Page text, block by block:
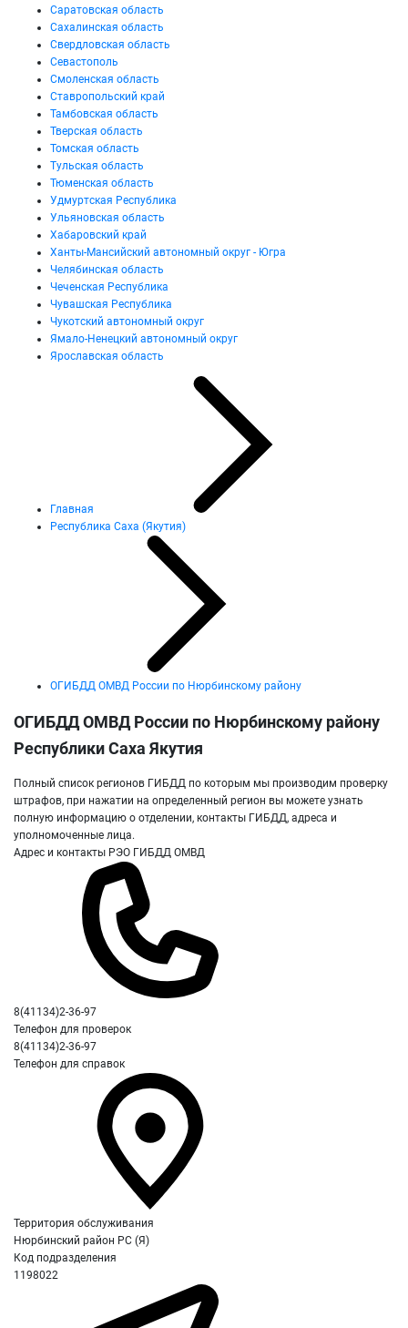
Саратовская область
Сахалинская область
Свердловская область
Севастополь
Смоленская область
Ставропольский край
Тамбовская область
Тверская область
Томская область
Тульская область
Тюменская область
Удмуртская Республика
Ульяновская область
Хабаровский край
Ханты-Мансийский автономный округ - Югра
Челябинская область
Чеченская Республика
Чувашская Республика
Чукотский автономный округ
Ямало-Ненецкий автономный округ
Ярославская область
Главная
Республика Саха (Якутия)
ОГИБДД ОМВД России по Нюрбинскому району
ОГИБДД ОМВД России по Нюрбинскому району
Республики Саха Якутия
Полный список регионов ГИБДД по которым мы производим проверку
штрафов, при нажатии на определенный регион вы можете узнать
полную информацию о отделении, контакты ГИБДД, адреса и
уполномоченные лица.
Адрес и контакты РЭО ГИБДД ОМВД
8(41134)2-36-97
Телефон для проверок
8(41134)2-36-97
Телефон для справок
Территория обслуживания
Нюрбинский район РС (Я)
Код подразделения
1198022